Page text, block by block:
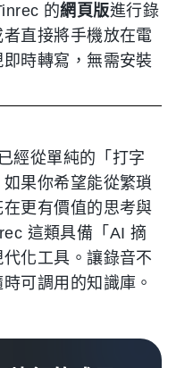
的網頁版進行錄
直接將手機放在電
時轉寫，無需安裝
經從單純的「打字
果你希望能從繁瑣
更有價值的思考與
這類具備「AI 摘
化工具。讓錄音不
可調用的知識庫。